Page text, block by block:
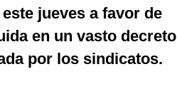
jueves a favor de
en un vasto decreto
por los sindicatos.